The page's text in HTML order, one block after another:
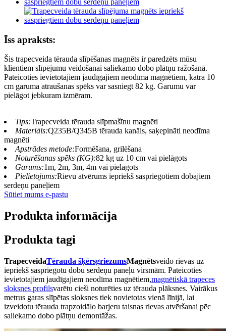
Īss apraksts:
Šis trapecveida tērauda slīpēšanas magnēts ir paredzēts mūsu
klientiem slīpējumu veidošanai saliekamo dobo plātņu ražošanā.
Pateicoties ievietotajiem jaudīgajiem neodīma magnētiem, katra 10
cm garuma atraušanas spēks var sasniegt 82 kg. Garumu var
pielāgot jebkuram izmēram.
Tips:Trapecveida tērauda slīpmašīnu magnēti
Materiāls:Q235B/Q345B tērauda kanāls, saķepināti neodīma
magnēti
Apstrādes metode:Formēšana, grilēšana
Noturēšanas spēks (KG):82 kg uz 10 cm vai pielāgots
Garums:1m, 2m, 3m, 4m vai pielāgots
Pielietojums:Rievu atvērums iepriekš saspriegotiem dobajiem
serdeņu paneļiem
Sūtiet mums e-pastu
Produkta informācija
Produkta tagi
TrapecveidaTērauda šķērsgriezumsMagnētsveido rievas uz
iepriekš saspriegotu dobu serdeņu paneļu virsmām. Pateicoties
ievietotajiem jaudīgajiem neodīma magnētiem,magnētiskā trapeces
sloksnes profilsvarētu cieši noturēties uz tērauda plāksnes. Vairākus
metrus garas slīpētas sloksnes tiek novietotas vienā līnijā, lai
izveidotu tērauda trapzoidālo barjeru taisnas rievas atvēršanai pēc
saliekamo dobo plātņu demontāžas.